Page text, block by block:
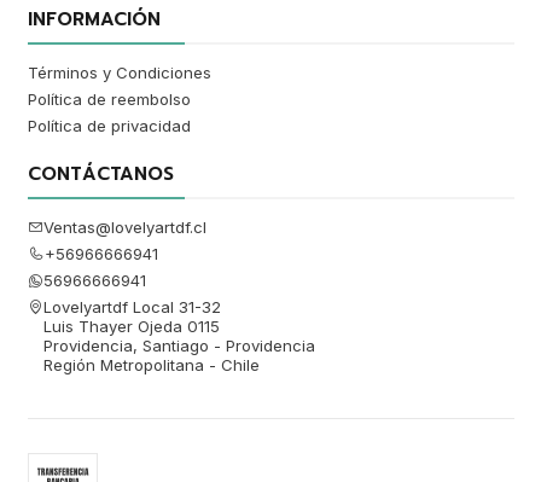
INFORMACIÓN
Términos y Condiciones
Política de reembolso
Política de privacidad
CONTÁCTANOS
Ventas@lovelyartdf.cl
+56966666941
56966666941
Lovelyartdf Local 31-32
Luis Thayer Ojeda 0115
Providencia, Santiago - Providencia
Región Metropolitana - Chile